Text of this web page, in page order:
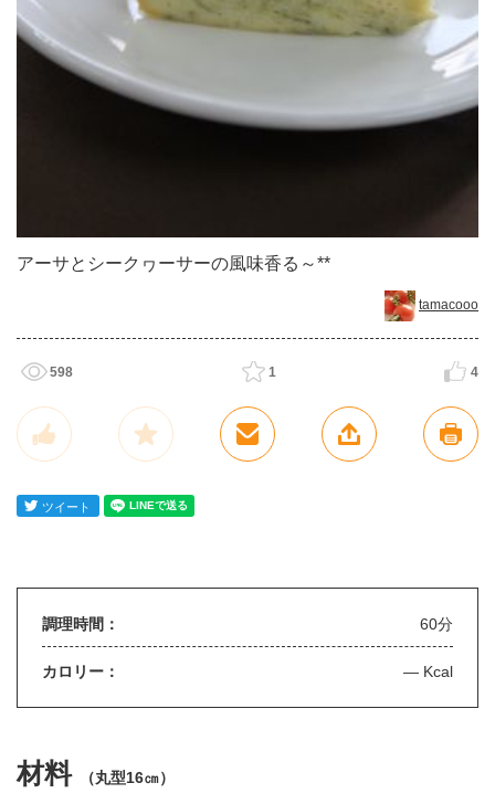
アーサとシークヮーサーの風味香る～**
tamacooo
598 1 4
調理時間： 60分
カロリー： — Kcal
材料 （丸型16㎝）